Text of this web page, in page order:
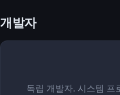
개발자
독립 개발자. 시스템 프